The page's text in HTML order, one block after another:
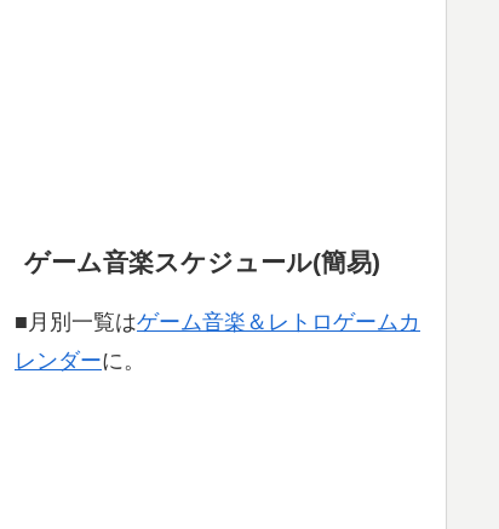
ゲーム音楽スケジュール(簡易)
■月別一覧はゲーム音楽＆レトロゲームカ
レンダーに。